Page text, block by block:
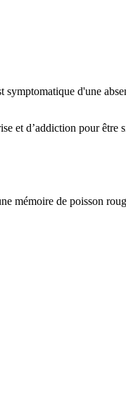
symptomatique d'une
et d’addiction pour être
mémoire de poisson